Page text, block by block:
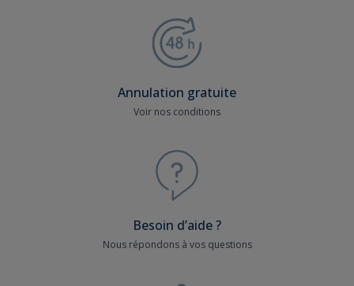
Annulation gratuite
Voir nos conditions
Besoin d’aide ?
Nous répondons à vos questions